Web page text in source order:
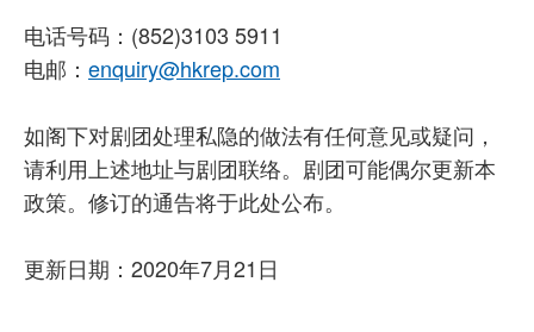
电话号码：(852)3103 5911
电邮： enquiry@hkrep.com
如阁下对剧团处理私隐的做法有任何意见或疑问，
请利用上述地址与剧团联络。剧团可能偶尔更新本
政策。修订的通告将于此处公布。
更新日期：2020年7月21日